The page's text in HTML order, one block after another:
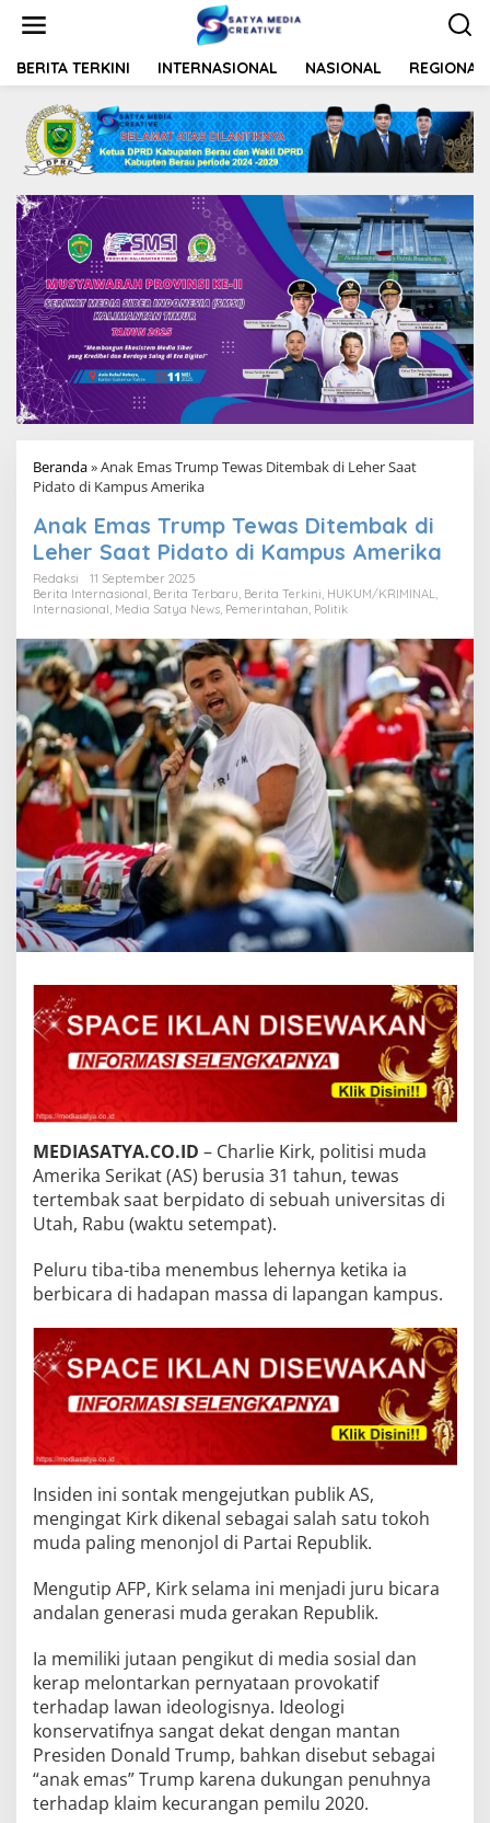
t
BERITA TERKINI INTERNASIONAL NASIONAL REGIONAL
Beranda»Anak Emas Trump Tewas Ditembak di Leher Saat
Pidato di Kampus Amerika
Anak Emas Trump Tewas Ditembak di
Leher Saat Pidato di Kampus Amerika
Redaksi
11 September 2025
Berita Internasional Berita Terbaru Berita Terkini HUKUM/KRIMINAL
Internasional Media Satya News Pemerintahan Politik
MEDIASATYA.CO.ID – Charlie Kirk, politisi muda
Amerika Serikat (AS) berusia 31 tahun, tewas
tertembak saat berpidato di sebuah universitas di
Utah, Rabu (waktu setempat).
Peluru tiba-tiba menembus lehernya ketika ia
berbicara di hadapan massa di lapangan kampus.
Insiden ini sontak mengejutkan publik AS,
mengingat Kirk dikenal sebagai salah satu tokoh
muda paling menonjol di Partai Republik.
Mengutip AFP, Kirk selama ini menjadi juru bicara
andalan generasi muda gerakan Republik.
Ia memiliki jutaan pengikut di media sosial dan
kerap melontarkan pernyataan provokatif
terhadap lawan ideologisnya. Ideologi
konservatifnya sangat dekat dengan mantan
Presiden Donald Trump, bahkan disebut sebagai
“anak emas” Trump karena dukungan penuhnya
terhadap klaim kecurangan pemilu 2020.